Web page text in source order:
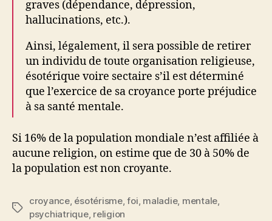
graves (dépendance, dépression,
hallucinations, etc.).
Ainsi, légalement, il sera possible de retirer
un individu de toute organisation religieuse,
ésotérique voire sectaire s’il est déterminé
que l’exercice de sa croyance porte préjudice
à sa santé mentale.
Si 16% de la population mondiale n’est affiliée à
aucune religion, on estime que de 30 à 50% de
la population est non croyante.
Étiquettes
croyance, ésotérisme,foi, maladie, mentale,
psychiatrique, religion